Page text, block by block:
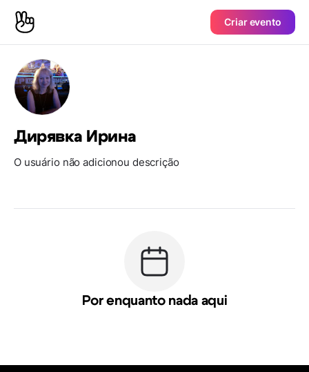
Criar evento
Дирявка Ирина
O usuário não adicionou descrição
Por enquanto nada aqui